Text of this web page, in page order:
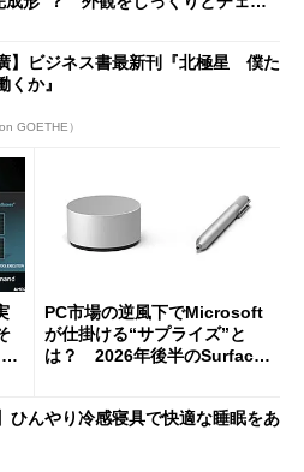
】ビジネス書最新刊『北極星 僕た
くか』
GOETHE）
PC市場の逆風下でMicrosoft
が仕掛ける“サプライズ”と
は？ 2026年後半のSurface
ひんやり冷感寝具で快適な睡眠をあ